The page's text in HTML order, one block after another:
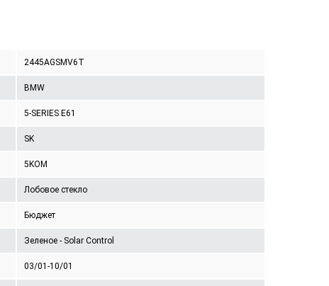
2445AGSMV6T
BMW
5-SERIES E61
SK
5KOM
Лобовое стекло
Бюджет
Зеленое - Solar Control
03/01-10/01